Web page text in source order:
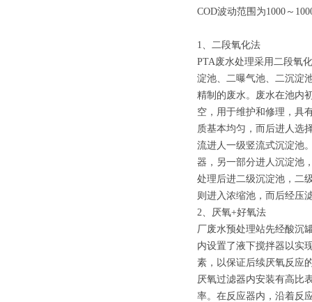
COD波动范围为1000～
1、二段氧化法
PTA废水处理采用二段氧
淀池、二曝气池、二沉淀
精制的废水。废水在池内
空，用于维护和修理，具
质基本均匀，而后进人选
流进人一级竖流式沉淀池
器，另一部分进人沉淀池
处理后进二级沉淀池，二
则进入浓缩池，而后经压
2、厌氧+好氧法
厂废水预处理站先经酸沉
内设置了液下搅拌器以实
素，以保证后续厌氧反应
厌氧过滤器内安装有高比
率。在反应器内，沿着反